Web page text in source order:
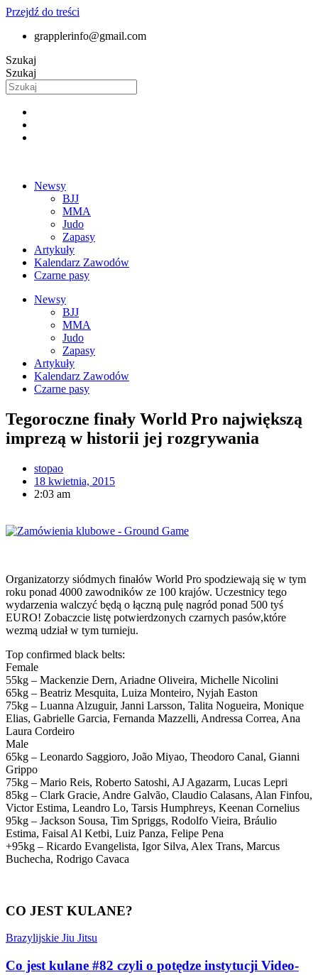
Przejdź do treści
grapplerinfo@gmail.com
Szukaj
Szukaj
Newsy
BJJ
MMA
Judo
Zapasy
Artykuły
Kalendarz Zawodów
Czarne pasy
Newsy
BJJ
MMA
Judo
Zapasy
Artykuły
Kalendarz Zawodów
Czarne pasy
Tegoroczne finały World Pro największą
imprezą w historii jej rozgrywania
stopao
18 kwietnia, 2015
2:03 am
Organizatorzy siódmych finałów World Pro spodziewają się w tym
roku ponad 4000 zawodników ze 100 krajów. Uczestnicy tego
wydarzenia walczyć będą o łączną pulę nagród ponad 500 tyś
EURO! Zobaczcie listę potwierdzonych czarnych pasów,które
wezmą udział w tym turnieju.
Top confirmed black belts:
Female
55kg – Mackenzie Dern, Ariadne Oliveira, Michelle Nicolini
65kg – Beatriz Mesquita, Luiza Monteiro, Nyjah Easton
75kg – Luanna Alzuguir, Janni Larsson, Talita Nogueira, Monique
Elias, Gabrielle Garcia, Fernanda Mazzelli, Andressa Correa, Ana
Laura Cordeiro
Male
65kg – Leonardo Saggioro, João Miyao, Theodoro Canal, Gianni
Grippo
75kg – Mario Reis, Roberto Satoshi, AJ Agazarm, Lucas Lepri
85kg – Clark Gracie, Andre Galvão, Claudio Calasans, Alan Finfou,
Victor Estima, Leandro Lo, Tarsis Humphreys, Keenan Cornelius
95kg – Jackson Sousa, Tim Spriggs, Rodolfo Vieira, Bráulio
Estima, Faisal Al Ketbi, Luiz Panza, Felipe Pena
+95kg – Ricardo Evangelista, Igor Silva, Alex Trans, Marcus
Buchecha, Rodrigo Cavaca
CO JEST KULANE?
Brazylijskie Jiu Jitsu
Co jest kulane #82 czyli o potędze instytucji Video-